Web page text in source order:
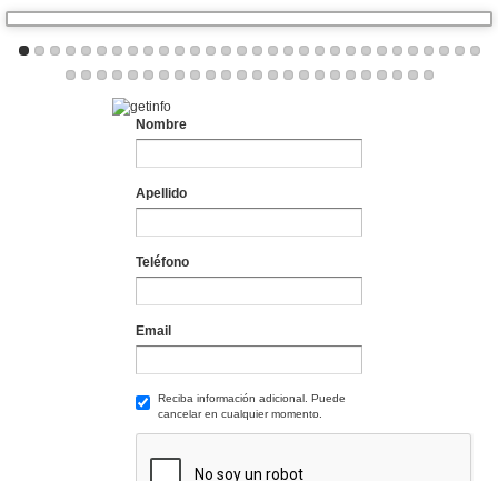
Nombre
Apellido
Teléfono
Email
Reciba información adicional. Puede
cancelar en cualquier momento.